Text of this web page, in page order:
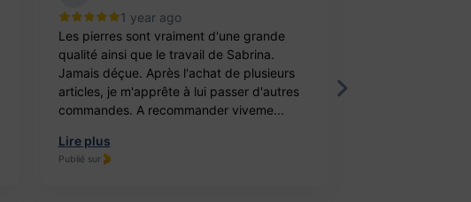
1 year ago
Les pierres sont vraiment d'une grande
qualité ainsi que le travail de Sabrina.
Jamais déçue. Après l'achat de plusieurs
articles, je m'apprête à lui passer d'autres
commandes. A recommander viveme...
Lire plus
Publié sur